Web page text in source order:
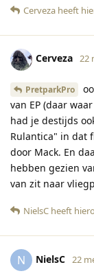
Cerveza heeft
Cerveza 22
PretparkPro
van EP (daar
had je destijds
Rulantica" in dat
door Mack. En
hebben gezien
van zit naar
NielsC heeft
N NielsC 22